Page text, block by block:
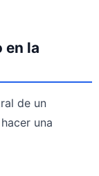
en la
de un
una